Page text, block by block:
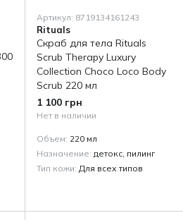
Артикул: 8719134161243
Rituals
Скраб для тела Rituals
Scrub Therapy Luxury
Collection Choco Loco Body
Scrub 220 мл
1 100 грн
Нет в наличии
Объем 220 мл
Назначение детокс, пилинг
Тип кожи Для всех типов